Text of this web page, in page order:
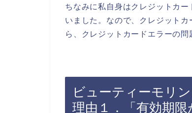
ちなみに私自身はクレジットカ
いました。なので、クレジット
ら、クレジットカードエラーの
ビューティーモリ
理由１．「有効期限